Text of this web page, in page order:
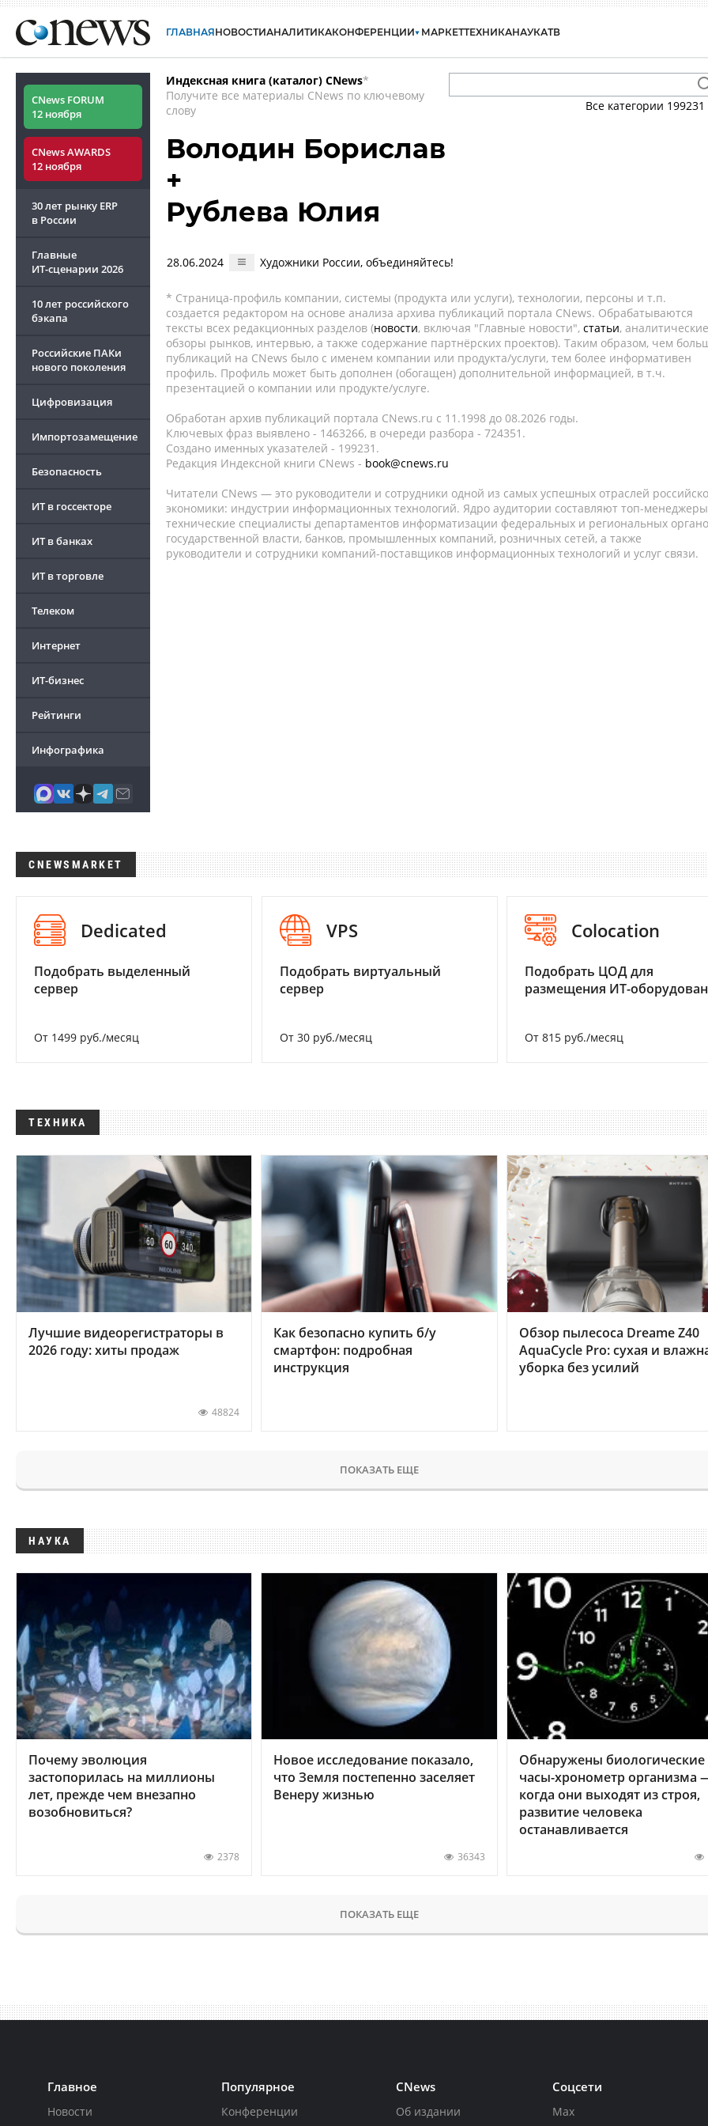
ГЛАВНАЯНОВОСТИАНАЛИТИКАКОНФЕРЕНЦИИ МАРКЕТТЕХНИКАНАУКАТВ
CNews FORUM
12 ноября
CNews AWARDS
12 ноября
30 лет рынку ERP
в России
Главные
ИТ-сценарии 2026
10 лет российского
бэкапа
Российские ПАКи
нового поколения
Цифровизация
Импортозамещение
Безопасность
ИТ в госсекторе
ИТ в банках
ИТ в торговле
Телеком
Интернет
ИТ-бизнес
Рейтинги
Инфографика
Индексная книга (каталог) CNews*
Получите все материалы CNews по ключевому
слову
Все категории 199231
Володин Борислав
+
Рублева Юлия
28.06.2024 Художники России, объединяйтесь!
* Страница-профиль компании, системы (продукта или услуги), технологии, персоны и т.п.
создается редактором на основе анализа архива публикаций портала CNews. Обрабатываются
тексты всех редакционных разделов (новости, включая "Главные новости", статьи, аналитические
обзоры рынков, интервью, а также содержание партнёрских проектов). Таким образом, чем
публикаций на CNews было с именем компании или продукта/услуги, тем более информативен
профиль. Профиль может быть дополнен (обогащен) дополнительной информацией, в т.ч.
презентацией о компании или продукте/услуге.
Обработан архив публикаций портала CNews.ru c 11.1998 до 08.2026 годы.
Ключевых фраз выявлено - 1463266, в очереди разбора - 724351.
Создано именных указателей - 199231.
Редакция Индексной книги CNews - book@cnews.ru
Читатели CNews — это руководители и сотрудники одной из самых успешных отраслей
экономики: индустрии информационных технологий. Ядро аудитории составляют топ-
технические специалисты департаментов информатизации федеральных и региональных
государственной власти, банков, промышленных компаний, розничных сетей, а также
руководители и сотрудники компаний-поставщиков информационных технологий и услуг связи.
CNEWSMARKET
Dedicated
Подобрать выделенный
сервер
От 1499 руб./месяц
VPS
Подобрать виртуальный
сервер
От 30 руб./месяц
Colocation
Подобрать ЦОД для
размещения ИТ-
От 815 руб./месяц
ТЕХНИКА
Лучшие видеорегистраторы в
2026 году: хиты продаж
48824
Как безопасно купить б/у
смартфон: подробная
инструкция
Обзор пылесоса Dreame Z40
AquaCycle Pro: сухая и
уборка без усилий
ПОКАЗАТЬ ЕЩЕ
НАУКА
Почему эволюция
застопорилась на миллионы
лет, прежде чем внезапно
возобновиться?
2378
Новое исследование показало,
что Земля постепенно заселяет
Венеру жизнью
36343
Обнаружены биологические
часы-хронометр организма
когда они выходят из строя,
развитие человека
останавливается
ПОКАЗАТЬ ЕЩЕ
Главное
Новости
Популярное
Конференции
CNews
Об издании
Соцсети
Max